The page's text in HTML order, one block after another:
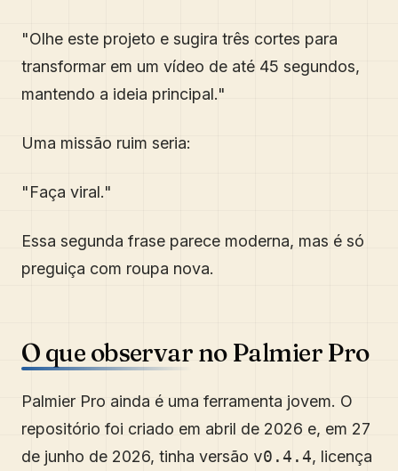
"Olhe este projeto e sugira três cortes para
transformar em um vídeo de até 45 segundos,
mantendo a ideia principal."
Uma missão ruim seria:
"Faça viral."
Essa segunda frase parece moderna, mas é só
preguiça com roupa nova.
O que observar no Palmier Pro
Palmier Pro ainda é uma ferramenta jovem. O
repositório foi criado em abril de 2026 e, em 27
de junho de 2026, tinha versão v0.4.4, licença